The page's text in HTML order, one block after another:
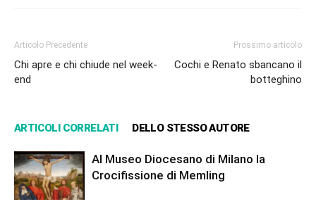
Articolo Precedente
Chi apre e chi chiude nel week-
end
Prossimo articolo
Cochi e Renato sbancano il
botteghino
ARTICOLI CORRELATI DELLO STESSO AUTORE
Al Museo Diocesano di Milano la
Crocifissione di Memling